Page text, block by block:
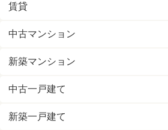
賃貸
中古マンション
新築マンション
中古一戸建て
新築一戸建て